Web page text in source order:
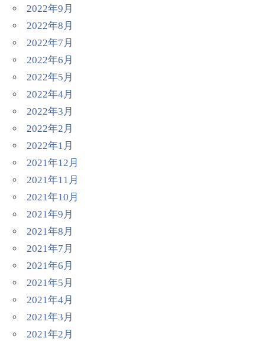
2022年9月
2022年8月
2022年7月
2022年6月
2022年5月
2022年4月
2022年3月
2022年2月
2022年1月
2021年12月
2021年11月
2021年10月
2021年9月
2021年8月
2021年7月
2021年6月
2021年5月
2021年4月
2021年3月
2021年2月